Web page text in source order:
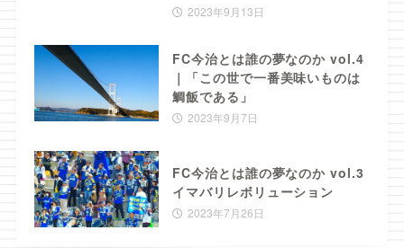
2023年9月13日
FC今治とは誰の夢なのか vol.4
｜「この世で一番美味いものは
鯛飯である」
2023年9月7日
FC今治とは誰の夢なのか vol.3
イマバリレボリューション
2023年7月26日